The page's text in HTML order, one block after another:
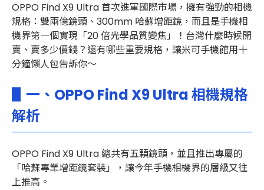
OPPO Find X9 Ultra 首次進軍國際市場，擁有強勁的相機
規格：雙兩億鏡頭、300mm 哈蘇增距鏡，而且是手機相
機界第一個實現「20 倍光學品質變焦」！台灣什麼時候開
賣、賣多少價錢？還有哪些重要規格，讓米可手機館用十
分鐘懶人包告訴你～
▋一、OPPO Find X9 Ultra 相機規格
解析
OPPO Find X9 Ultra 總共有五顆鏡頭，並且推出專屬的
「哈蘇專業增距鏡套裝」，讓今年手機相機界的層級又往
上推高。